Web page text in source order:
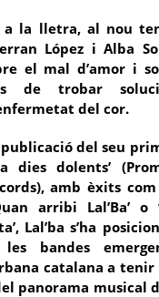
a la lletra, al nou
López i Alba
el mal d’amor i
de trobar
del cor.
publicació del seu
dies dolents’
amb èxits com
arribi Lal’Ba’ o
Lal’ba s’ha
bandes
catalana a tenir
panorama musical